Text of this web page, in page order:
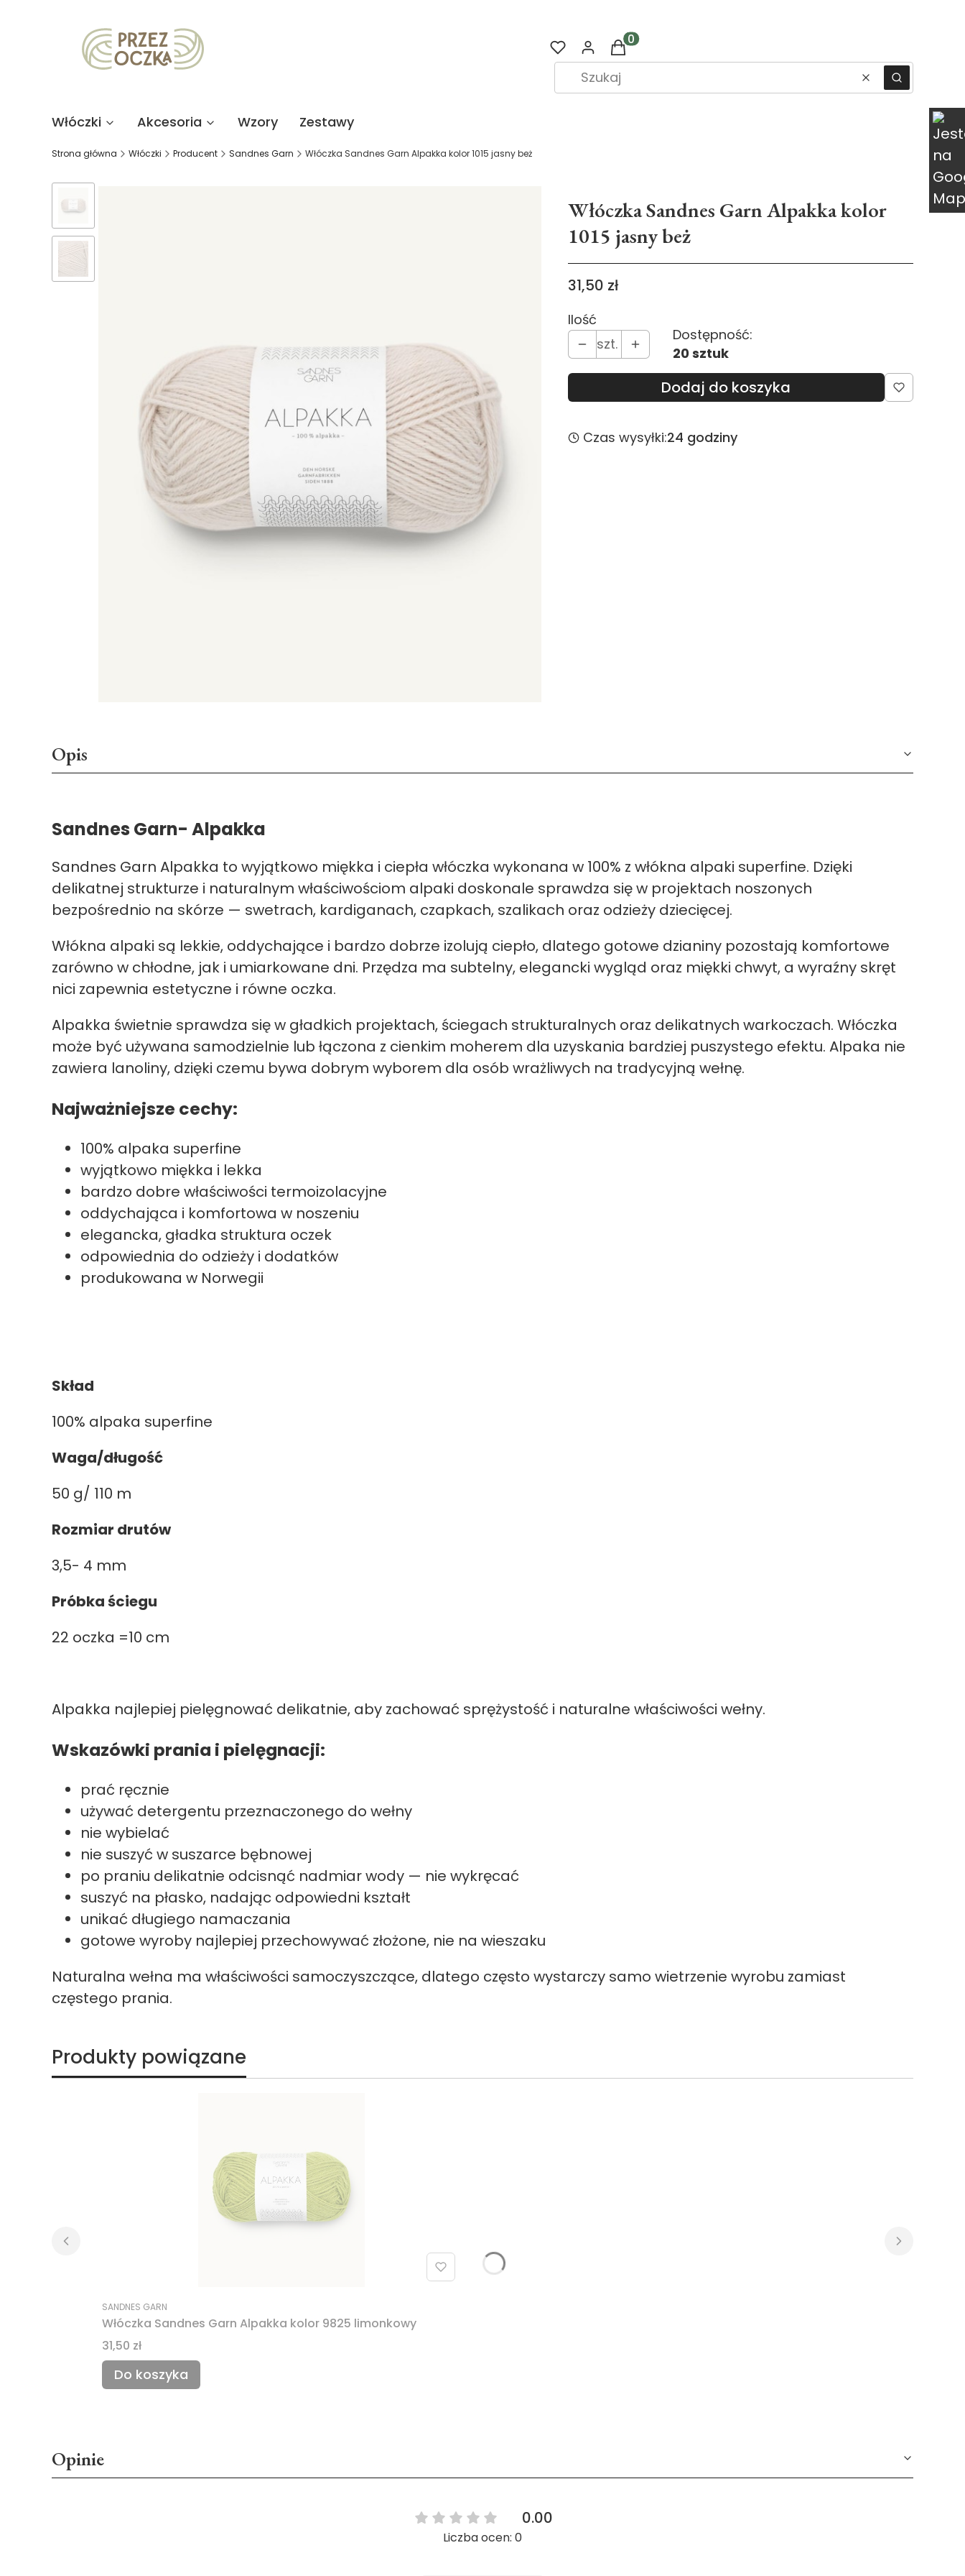
Produkty w koszyku: 0. Zobacz szczegóły
WyczyśćSzukaj
Włóczki Akcesoria Wzory Zestawy
Strona główna Włóczki Producent Sandnes Garn Włóczka Sandnes Garn Alpakka kolor 1015 jasny beż
Włóczka Sandnes Garn Alpakka kolor
1015 jasny beż
Cena
31,50 zł
Ilość
szt.
Dostępność:
20 sztuk
Dodaj do koszyka
Czas wysyłki:24 godziny
Opis
Sandnes Garn- Alpakka
Sandnes Garn Alpakka to wyjątkowo miękka i ciepła włóczka wykonana w 100% z włókna alpaki superfine. Dzięki
delikatnej strukturze i naturalnym właściwościom alpaki doskonale sprawdza się w projektach noszonych
bezpośrednio na skórze — swetrach, kardiganach, czapkach, szalikach oraz odzieży dziecięcej.
Włókna alpaki są lekkie, oddychające i bardzo dobrze izolują ciepło, dlatego gotowe dzianiny pozostają komfortowe
zarówno w chłodne, jak i umiarkowane dni. Przędza ma subtelny, elegancki wygląd oraz miękki chwyt, a wyraźny skręt
nici zapewnia estetyczne i równe oczka.
Alpakka świetnie sprawdza się w gładkich projektach, ściegach strukturalnych oraz delikatnych warkoczach. Włóczka
może być używana samodzielnie lub łączona z cienkim moherem dla uzyskania bardziej puszystego efektu. Alpaka nie
zawiera lanoliny, dzięki czemu bywa dobrym wyborem dla osób wrażliwych na tradycyjną wełnę.
Najważniejsze cechy:
100% alpaka superfine
wyjątkowo miękka i lekka
bardzo dobre właściwości termoizolacyjne
oddychająca i komfortowa w noszeniu
elegancka, gładka struktura oczek
odpowiednia do odzieży i dodatków
produkowana w Norwegii
Skład
100% alpaka superfine
Waga/długość
50 g/ 110 m
Rozmiar drutów
3,5- 4 mm
Próbka ściegu
22 oczka =10 cm
Alpakka najlepiej pielęgnować delikatnie, aby zachować sprężystość i naturalne właściwości wełny.
Wskazówki prania i pielęgnacji:
prać ręcznie
używać detergentu przeznaczonego do wełny
nie wybielać
nie suszyć w suszarce bębnowej
po praniu delikatnie odcisnąć nadmiar wody — nie wykręcać
suszyć na płasko, nadając odpowiedni kształt
unikać długiego namaczania
gotowe wyroby najlepiej przechowywać złożone, nie na wieszaku
Naturalna wełna ma właściwości samoczyszczące, dlatego często wystarczy samo wietrzenie wyrobu zamiast
częstego prania.
Produkty powiązane
SANDNES GARN
Włóczka Sandnes Garn Alpakka kolor 9825 limonkowy
Cena
31,50 zł
Do koszyka
Opinie
0.00
Liczba ocen: 0